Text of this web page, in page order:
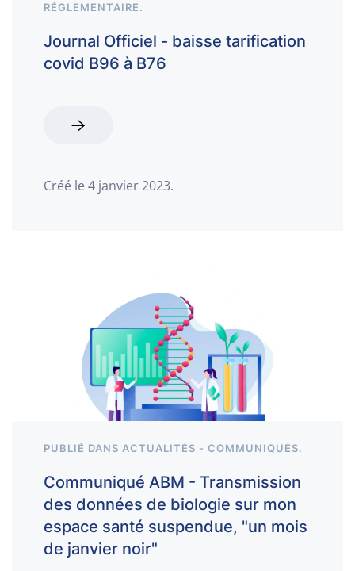
RÉGLEMENTAIRE.
Journal Officiel - baisse tarification
covid B96 à B76
Créé le 4 janvier 2023.
PUBLIÉ DANS ACTUALITÉS - COMMUNIQUÉS.
Communiqué ABM - Transmission
des données de biologie sur mon
espace santé suspendue, "un mois
de janvier noir"